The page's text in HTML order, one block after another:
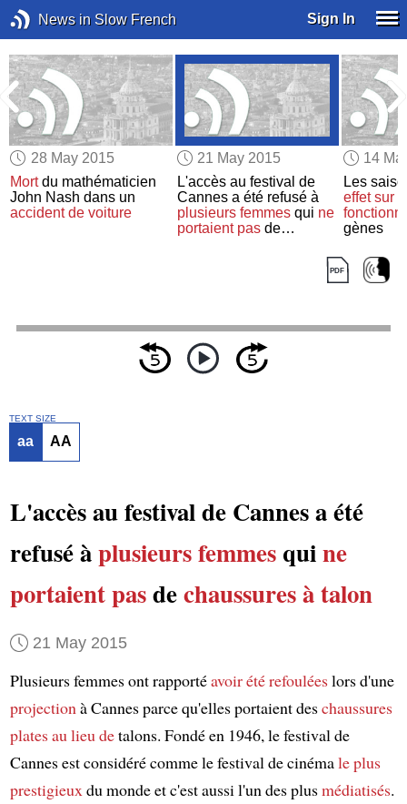
News in Slow French Sign In
28 May 2015
Mortdu mathématicien
John Nash dans un
accident de voiture
21 May 2015
L'accès au festival de
Cannes a été refusé à
plusieurs femmesqui ne
portaient pasde
14
Les
effet sur
gènes
TEXT SIZE
aa AA
L'accès au festival de Cannes a été
refusé àplusieurs femmesquine
portaient pasdechaussures à talon
21 May 2015
Plusieurs femmes ont rapportéavoir été refouléeslors d'une
projectionà Cannes parce qu'elles portaient deschaussures
platesau lieu detalons. Fondé en 1946, le festival de
Cannes est considéré comme le festival de cinémale plus
prestigieuxdu monde et c'est aussi l'un des plusmédiatisés.